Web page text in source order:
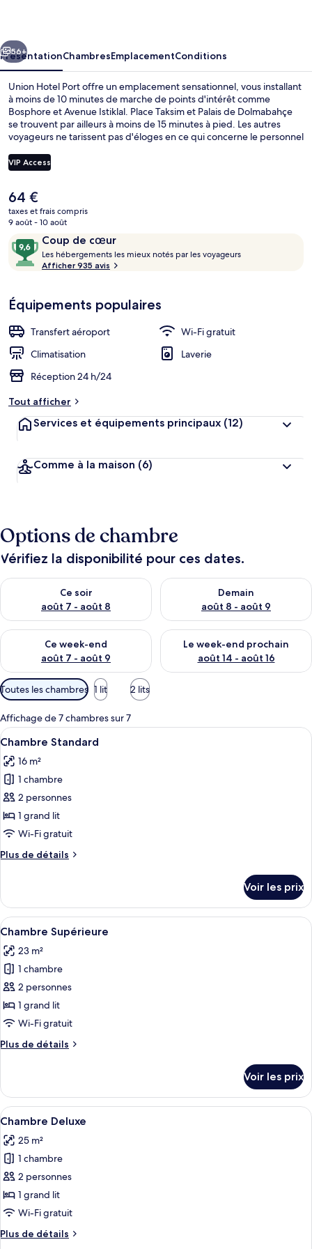
Suivant
56+
PrésentationChambresEmplacementConditions
Union Hotel Port offre un emplacement sensationnel, vous installant
à moins de 10 minutes de marche de points d'intérêt comme
Bosphore et Avenue Istiklal. Place Taksim et Palais de Dolmabahçe
se trouvent par ailleurs à moins de 15 minutes à pied. Les autres
voyageurs ne tarissent pas d'éloges en ce qui concerne le personnel
rapidement accessibles à pied : Station de métro Fındıklı se situe à
quelques pas et Station de métro Kabataş, à 7 min de marche à
VIP Access
Le
prix
actuel
de
64 €.
64 €
taxes et frais compris
9 août - 10 août
Avis
voyageurs
Coup de cœur
9,6
sur
10,
cœur
Les hébergements les mieux notés par les voyageurs
n
x
n
o
é
s
p
e
Afficher 935 avis
Équipements populaires
Transfert aéroport
Wi-Fi gratuit
Climatisation
Laverie
Réception 24 h/24
Tout afficher
Services et équipements principaux (12)
Comme à la maison (6)
Options de chambre
Vérifiez la disponibilité pour ces dates.
Ce soir
août 7 - août 8
Vérifier la disponibilité pour ce soir août 7 - août 8
Demain
août 8 - août 9
Vérifier la disponibilité pour
Ce week-end
août 7 - août 9
Vérifier la disponibilité pour ce week-end août 7 - août 9
Le week-end prochain
août 14 - août 16
Vérifier la disponibilité pour
Filtres
disponibles
pour
les
chambres
Toutes les chambres 1 lit 2 lits
Affichage de 7 chambres sur 7
Afficher
toutes
les
photos
pour
ce
type
chambre :
Une chambre d’hôtel moderne
5
Chambre Standard
16 m²
1 chambre
2 personnes
1 grand lit
Wi-Fi gratuit
Plus de détails
Plus
le
type
de
Chambre
Standard
Voir les prix
Afficher
toutes
les
photos
pour
ce
type
chambre :
Une chambre d’hôtel moderne
5
Chambre Supérieure
23 m²
1 chambre
2 personnes
1 grand lit
Wi-Fi gratuit
Plus de détails
Plus
le
type
de
Chambre
Supérieure
Voir les prix
Afficher
toutes
les
photos
pour
ce
type
chambre :
Une chambre d’hôtel avec un lit, un
11
Chambre Deluxe
25 m²
1 chambre
2 personnes
1 grand lit
Wi-Fi gratuit
Plus de détails
Plus